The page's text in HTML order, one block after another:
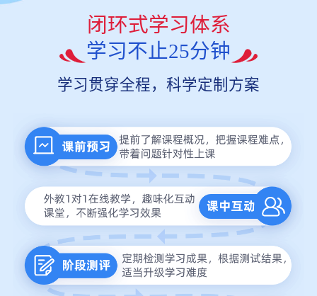
闭环式学习体系
学习不止25分钟
学习贯穿全程，科学定制方案